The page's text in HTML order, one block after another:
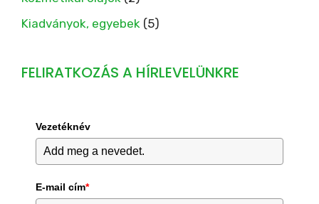
Kiadványok, egyebek (5)
FELIRATKOZÁS A HÍRLEVELÜNKRE
Vezetéknév
E-mail cím*